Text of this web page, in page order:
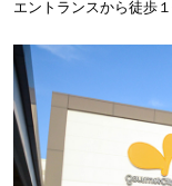
エントランスから徒歩